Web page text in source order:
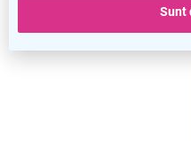
Sunt